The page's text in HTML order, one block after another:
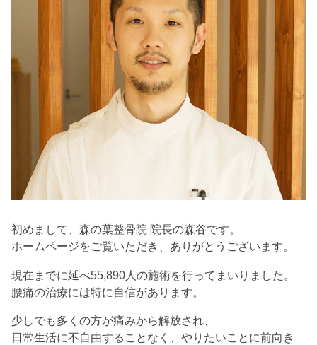
初めまして、森の葉整骨院 院長の森谷です。
ホームページをご覧いただき、ありがとうございます。
現在までに延べ55,890人の施術を行ってまいりました。
腰痛の治療には特に自信があります。
少しでも多くの方が痛みから解放され、
日常生活に不自由することなく、やりたいことに前向き